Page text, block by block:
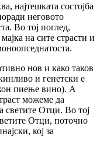
најтешката состојба
неговото
Во тој поглед,
на сите страсти и
нов и како таков
и генетски е
пиење вино). А
можеме да
Oтци. Во тој
Oтци, поточно
кој за